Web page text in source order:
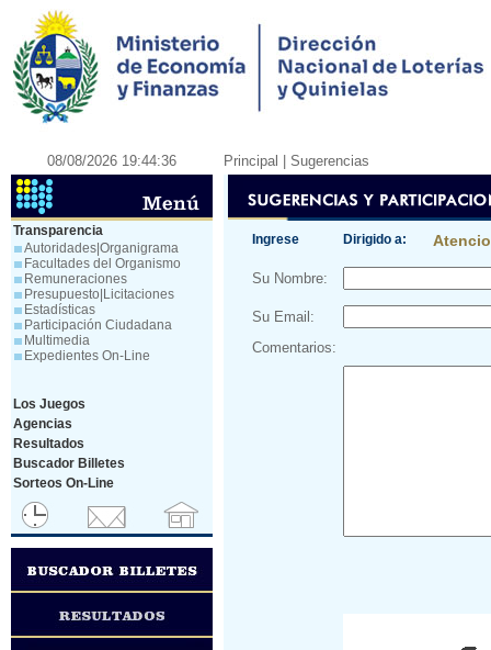
08/08/2026 19:44:36 Principal | Sugerencias
Transparencia
Autoridades|Organigrama
Facultades del Organismo
Remuneraciones
Presupuesto|Licitaciones
Estadísticas
Participación Ciudadana
Multimedia
Expedientes On-Line
Los Juegos
Agencias
Resultados
Buscador Billetes
Sorteos On-Line
Ingrese Dirigido a:
Su Nombre:
Su Email:
Comentarios: